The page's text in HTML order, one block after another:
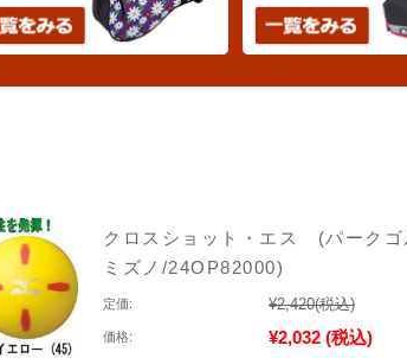
クロスショット・エス (パークゴ
ミズノ/24OP82000)
定価: ¥2,420(税込)
価格: ¥2,032 (税込)